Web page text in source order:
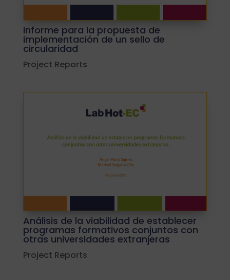
Informe para la propuesta de
implementación de un sello de
circularidad
Project Reports
Análisis de la viabilidad de establecer
programas formativos conjuntos con
otras universidades extranjeras
Project Reports